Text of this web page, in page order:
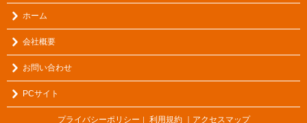
ホーム
会社概要
お問い合わせ
PCサイト
プライバシーポリシー ｜ 利用規約 ｜アクセスマップ